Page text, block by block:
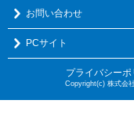
お問い合わせ
PCサイト
プライバシーポ
Copyright(c) 株式会